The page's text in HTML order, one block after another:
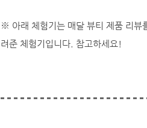
※ 아래 체험기는 매달 뷰티 제품 리뷰
려준 체험기입니다. 참고하세요!